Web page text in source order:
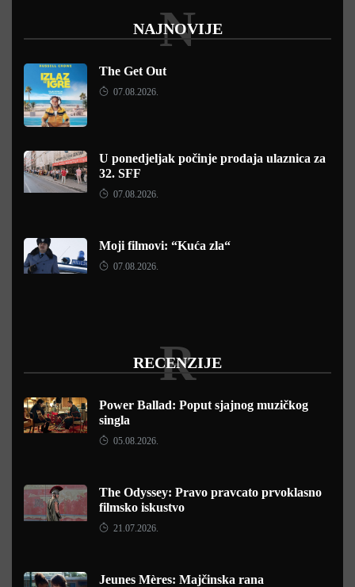
NAJNOVIJE
N
The Get Out
07.08.2026.
U ponedjeljak počinje prodaja ulaznica za
32. SFF
07.08.2026.
Moji filmovi: “Kuća zla“
07.08.2026.
RECENZIJE
R
Power Ballad: Poput sjajnog muzičkog
singla
05.08.2026.
The Odyssey: Pravo pravcato prvoklasno
filmsko iskustvo
21.07.2026.
Jeunes Mères: Majčinska rana